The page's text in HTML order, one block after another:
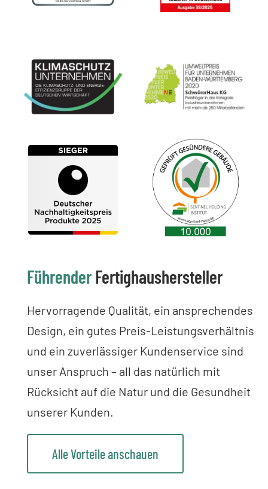
FührenderFertighaushersteller
Hervorragende Qualität, ein ansprechendes
Design, ein gutes Preis-Leistungsverhältnis
und ein zuverlässiger Kundenservice sind
unser Anspruch – all das natürlich mit
Rücksicht auf die Natur und die Gesundheit
unserer Kunden.
Alle Vorteile anschauen